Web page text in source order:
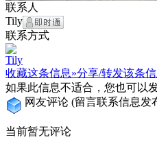
联系人
Tily
联系方式
Tily
收藏这条信息»分享/转发该条
如果此信息不适合，您也可以
网友评论 (留言联系信息发
当前暂无评论